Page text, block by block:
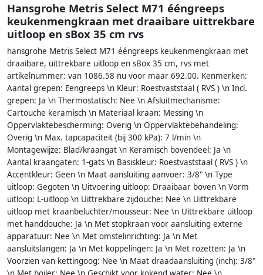
Hansgrohe Metris Select M71 ééngreeps
keukenmengkraan met draaibare uittrekbare
uitloop en sBox 35 cm rvs
hansgrohe Metris Select M71 ééngreeps keukenmengkraan met
draaibare, uittrekbare uitloop en sBox 35 cm, rvs met
artikelnummer: van 1086.58 nu voor maar 692.00. Kenmerken:
Aantal grepen: Eengreeps \n Kleur: Roestvaststaal ( RVS ) \n Incl.
grepen: Ja \n Thermostatisch: Nee \n Afsluitmechanisme:
Cartouche keramisch \n Materiaal kraan: Messing \n
Oppervlaktebescherming: Overig \n Oppervlaktebehandeling:
Overig \n Max. tapcapaciteit (bij 300 kPa): 7 l/min \n
Montagewijze: Blad/kraangat \n Keramisch bovendeel: Ja \n
Aantal kraangaten: 1-gats \n Basiskleur: Roestvaststaal ( RVS ) \n
Accentkleur: Geen \n Maat aansluiting aanvoer: 3/8" \n Type
uitloop: Gegoten \n Uitvoering uitloop: Draaibaar boven \n Vorm
uitloop: L-uitloop \n Uittrekbare zijdouche: Nee \n Uittrekbare
uitloop met kraanbeluchter/mousseur: Nee \n Uittrekbare uitloop
met handdouche: Ja \n Met stopkraan voor aansluiting externe
apparatuur: Nee \n Met omstelinrichting: Ja \n Met
aansluitslangen: Ja \n Met koppelingen: Ja \n Met rozetten: Ja \n
Voorzien van kettingoog: Nee \n Maat draadaansluiting (inch): 3/8"